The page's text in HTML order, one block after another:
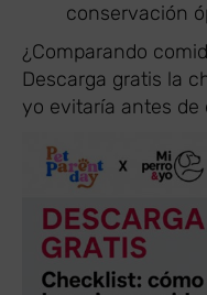
conservación
¿Comparando
Descarga gratis la
yo evitaría antes de